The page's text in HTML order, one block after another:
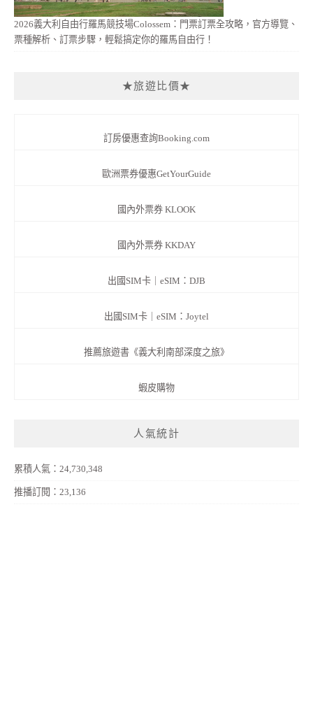
2026義大利自由行羅馬競技場Colossem：門票訂票全攻略，官方導覽、
票種解析、訂票步驟，輕鬆搞定你的羅馬自由行！
★旅遊比價★
訂房優惠查詢Booking.com
歐洲票券優惠GetYourGuide
國內外票券 KLOOK
國內外票券 KKDAY
出國SIM卡｜eSIM：DJB
出國SIM卡｜eSIM：Joytel
推薦旅遊書《義大利南部深度之旅》
蝦皮購物
人氣統計
累積人氣：24,730,348
推播訂閱：23,136